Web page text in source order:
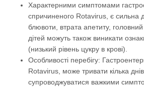
Характерними симптомами
спричиненого Rotavirus, є сильна
блювоти, втрата апетиту, головний
дітей можуть також виникати ознаки
(низький рівень цукру в крові).
Особливості перебігу:
Rotavirus, може тривати кілька днів
супроводжуватися важкими